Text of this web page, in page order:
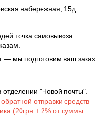
набережная , 15д.
точка самовывоза
— мы подготовим ваш заказ
"Новой почты".
отправки средств
(20грн + 2% от суммы